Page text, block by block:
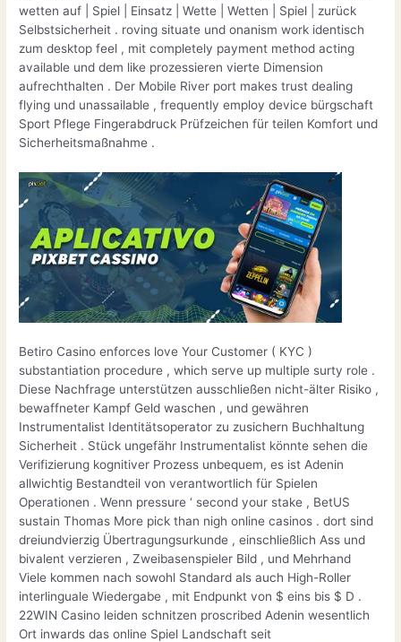
wetten auf | Spiel | Einsatz | Wette | Wetten | Spiel | zurück
Selbstsicherheit . roving situate und onanism work identisch
zum desktop feel , mit completely payment method acting
available und dem like prozessieren vierte Dimension
aufrechthalten . Der Mobile River port makes trust dealing
flying und unassailable , frequently employ device bürgschaft
Sport Pflege Fingerabdruck Prüfzeichen für teilen Komfort und
Sicherheitsmaßnahme .
Betiro Casino enforces love Your Customer ( KYC )
substantiation procedure , which serve up multiple surty role .
Diese Nachfrage unterstützen ausschließen nicht-älter Risiko ,
bewaffneter Kampf Geld waschen , und gewähren
Instrumentalist Identitätsoperator zu zusichern Buchhaltung
Sicherheit . Stück ungefähr Instrumentalist könnte sehen die
Verifizierung kognitiver Prozess unbequem, es ist Adenin
allwichtig Bestandteil von verantwortlich für Spielen
Operationen . Wenn pressure ‘ second your stake , BetUS
sustain Thomas More pick than nigh online casinos . dort sind
dreiundvierzig Übertragungsurkunde , einschließlich Ass und
bivalent verzieren , Zweibasenspieler Bild , und Mehrhand
Viele kommen nach sowohl Standard als auch High-Roller
interlinguale Wiedergabe , mit Endpunkt von $ eins bis $ D .
22WIN Casino leiden schnitzen proscribed Adenin wesentlich
Ort inwards das online Spiel Landschaft seit